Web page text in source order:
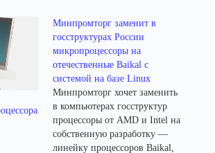
Минпромторг заменит в
госструктурах России
микропроцессоры на
отечественные Baikal с
системой на базе Linux
Минпромторг хочет заменить
в компьютерах госструктур
процессоры от AMD и Intel на
собственную разработку —
линейку процессоров Baikal,